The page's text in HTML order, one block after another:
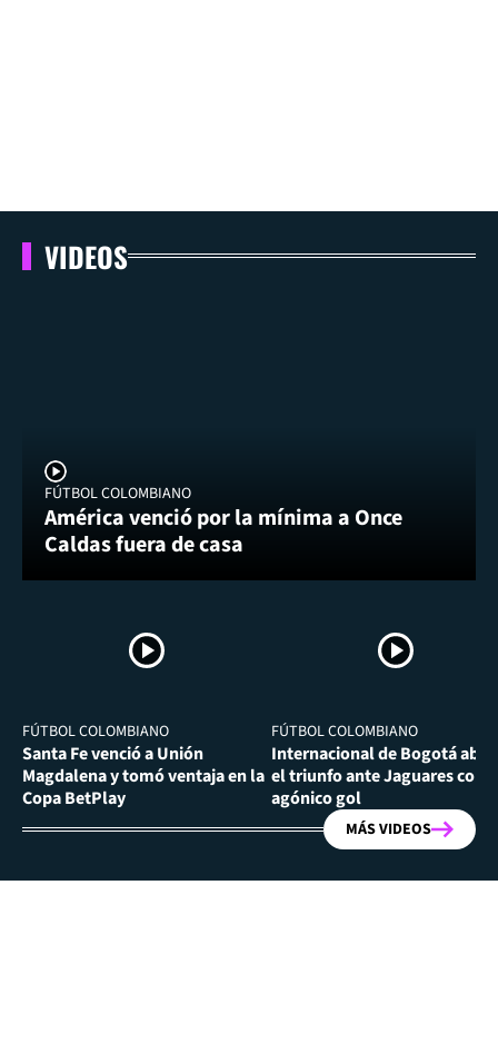
VIDEOS
FÚTBOL COLOMBIANO
América venció por la mínima a Once
Caldas fuera de casa
FÚTBOL COLOMBIANO
Santa Fe venció a Unión
Magdalena y tomó ventaja en la
Copa BetPlay
FÚTBOL COLOMBIANO
Internacional de Bogotá
el triunfo ante Jaguares con
agónico gol
MÁS VIDEOS